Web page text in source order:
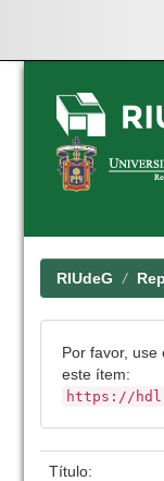
Skip
navigation
RIUdeG
Por favor,
este ítem:
https://
Título: